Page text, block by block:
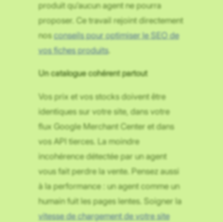
produit qu’aucun agent ne pourra
proposer. Ce travail rejoint directement
nos conseils pour optimiser le SEO de
vos fiches produits.
Un catalogue cohérent partout
Vos prix et vos stocks doivent être
identiques sur votre site, dans votre
flux Google Merchant Center et dans
vos API tierces. La moindre
incohérence détectée par un agent
vous fait perdre la vente. Pensez aussi
à la performance : un agent comme un
humain fuit les pages lentes. Soigner la
vitesse de chargement de votre site